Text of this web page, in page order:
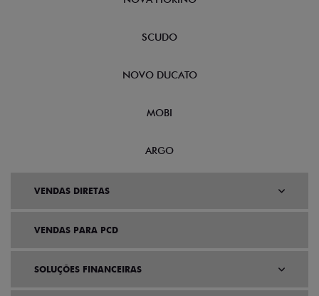
SCUDO
NOVO DUCATO
MOBI
ARGO
VENDAS DIRETAS
VENDAS PARA PCD
SOLUÇÕES FINANCEIRAS